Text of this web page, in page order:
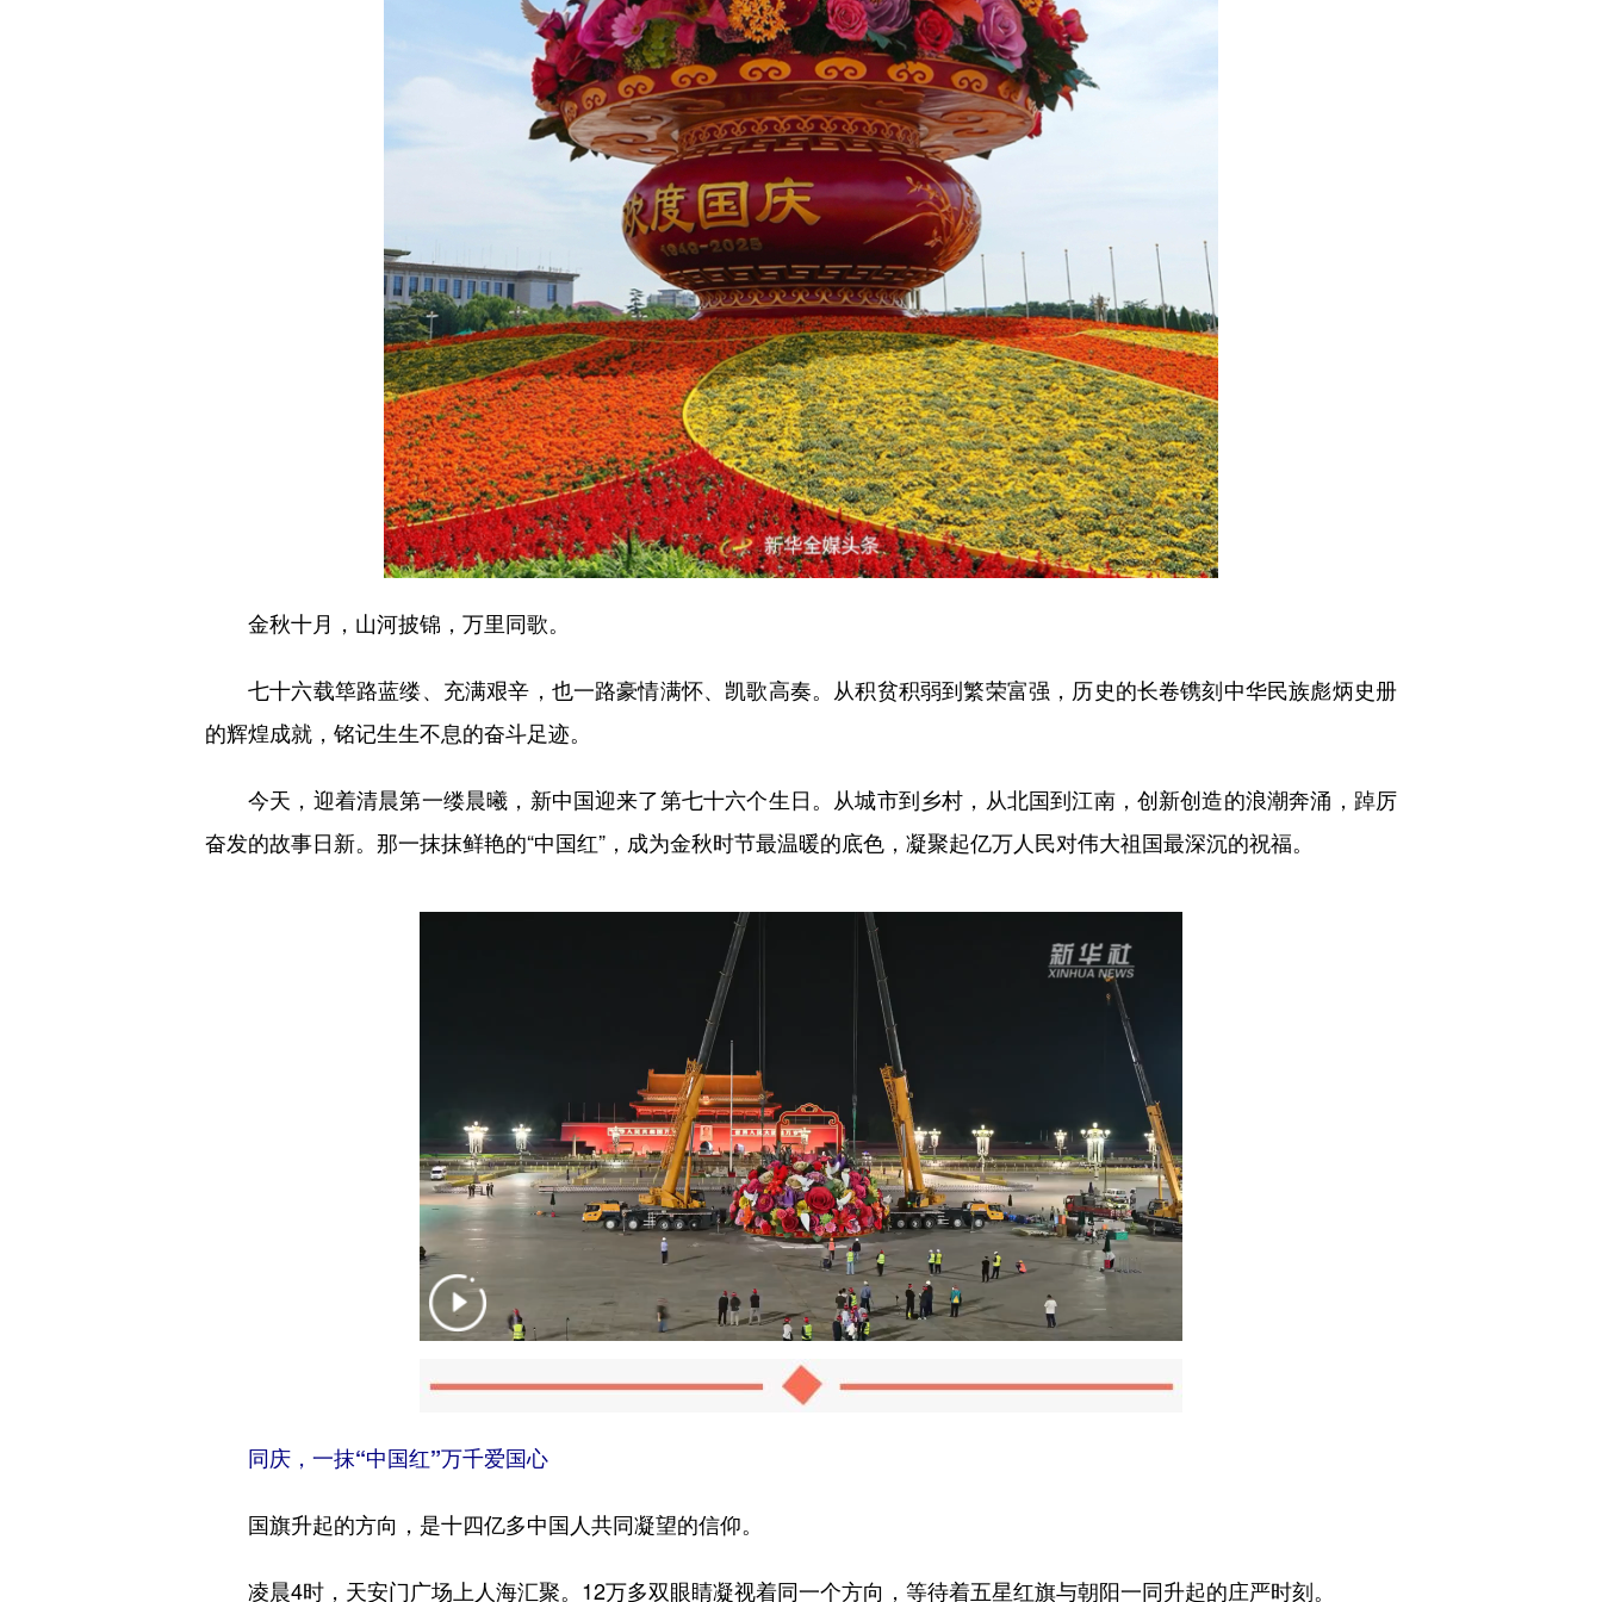
金秋十月，山河披锦，万里同歌。
七十六载筚路蓝缕、充满艰辛，也一路豪情满怀、凯歌高奏。从积贫积弱到繁荣富强，历史的长卷镌刻中华民族彪炳史册
的辉煌成就，铭记生生不息的奋斗足迹。
今天，迎着清晨第一缕晨曦，新中国迎来了第七十六个生日。从城市到乡村，从北国到江南，创新创造的浪潮奔涌，踔厉
奋发的故事日新。那一抹抹鲜艳的“中国红”，成为金秋时节最温暖的底色，凝聚起亿万人民对伟大祖国最深沉的祝福。
同庆，一抹“中国红”万千爱国心
国旗升起的方向，是十四亿多中国人共同凝望的信仰。
凌晨4时，天安门广场上人海汇聚。12万多双眼睛凝视着同一个方向，等待着五星红旗与朝阳一同升起的庄严时刻。